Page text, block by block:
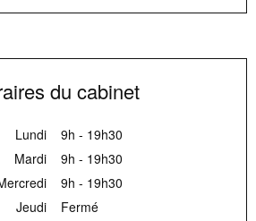
du cabinet
Lundi
9h - 19h30
Mardi
9h - 19h30
9h - 19h30
Jeudi
Fermé